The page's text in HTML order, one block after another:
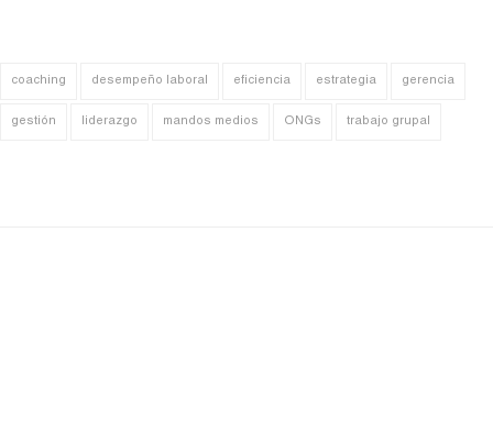
coaching desempeño laboral eficiencia estrategia gerencia
gestión liderazgo mandos medios ONGs trabajo grupal